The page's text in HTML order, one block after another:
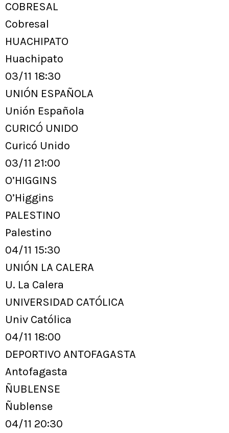
COBRESAL
Cobresal
HUACHIPATO
Huachipato
03/11 18:30
UNIÓN ESPAÑOLA
Unión Española
CURICÓ UNIDO
Curicó Unido
03/11 21:00
O’HIGGINS
O’Higgins
PALESTINO
Palestino
04/11 15:30
UNIÓN LA CALERA
U. La Calera
UNIVERSIDAD CATÓLICA
Univ Católica
04/11 18:00
DEPORTIVO ANTOFAGASTA
Antofagasta
ÑUBLENSE
Ñublense
04/11 20:30